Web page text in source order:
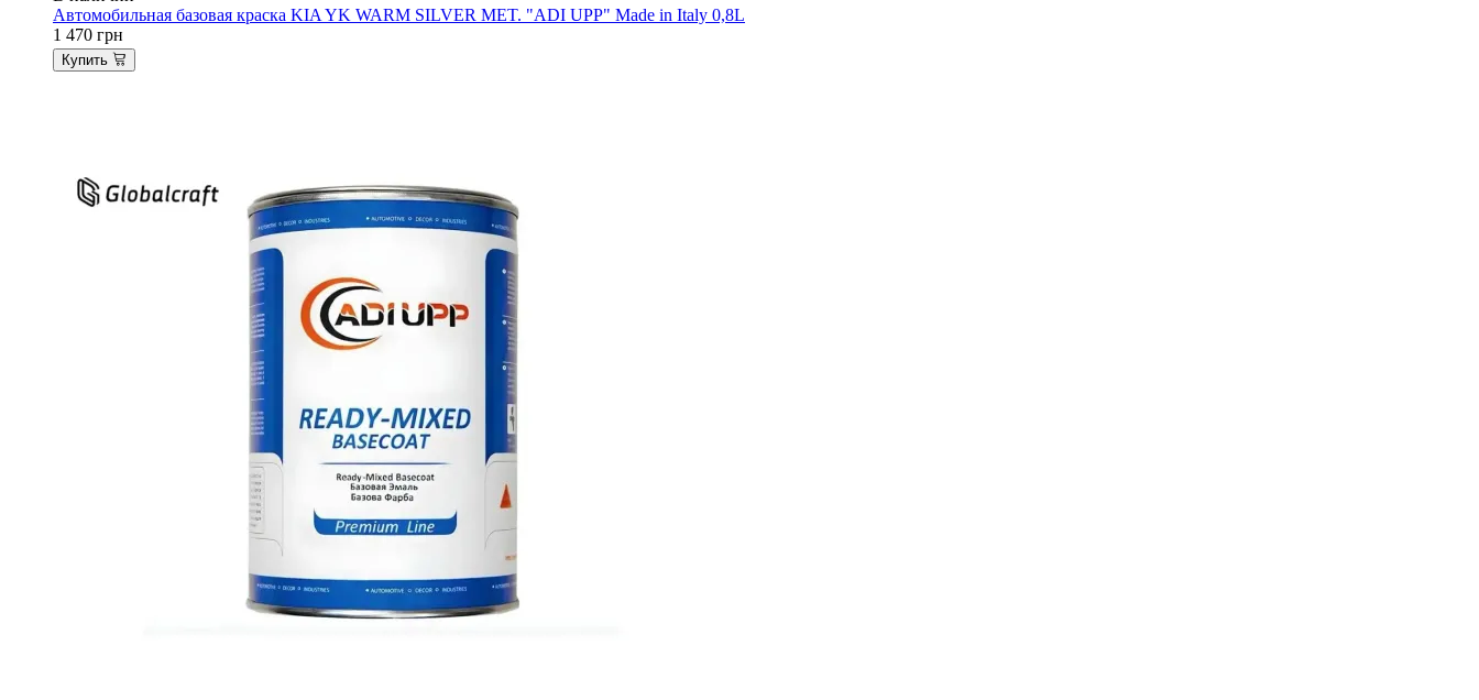
Автомобильная базовая краска KIA YK WARM SILVER MET. "ADI UPP" Made in Italy 0,8L
1 470 грн
Купить